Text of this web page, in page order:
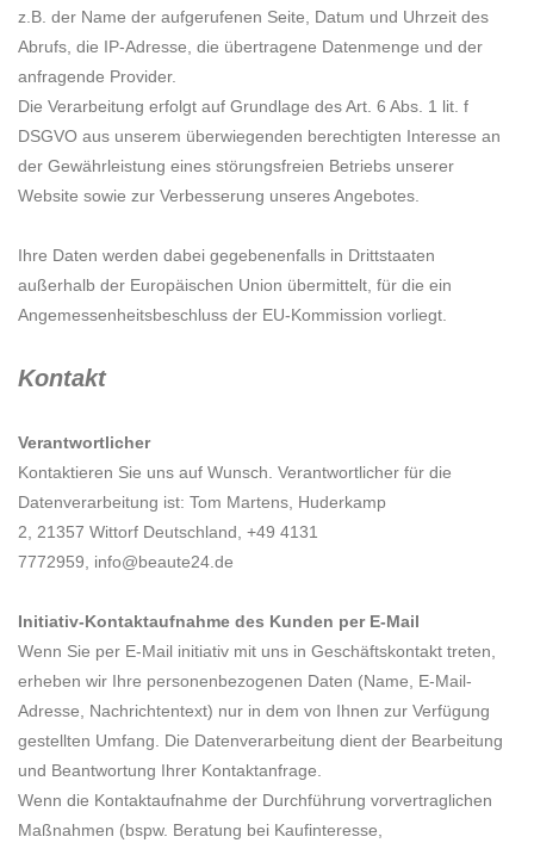
z.B. der Name der aufgerufenen Seite, Datum und Uhrzeit des
Abrufs, die IP-Adresse, die übertragene Datenmenge und der
anfragende Provider.
Die Verarbeitung erfolgt auf Grundlage des Art. 6 Abs. 1 lit. f
DSGVO aus unserem überwiegenden berechtigten Interesse an
der Gewährleistung eines störungsfreien Betriebs unserer
Website sowie zur Verbesserung unseres Angebotes.
Ihre Daten werden dabei gegebenenfalls in Drittstaaten
außerhalb der Europäischen Union übermittelt, für die ein
Angemessenheitsbeschluss der EU-Kommission vorliegt.
Kontakt
Verantwortlicher
Kontaktieren Sie uns auf Wunsch. Verantwortlicher für die
Datenverarbeitung ist: Tom Martens, Huderkamp
2, 21357 Wittorf Deutschland, +49 4131
7772959, info@beaute24.de
Initiativ-Kontaktaufnahme des Kunden per E-Mail
Wenn Sie per E-Mail initiativ mit uns in Geschäftskontakt treten,
erheben wir Ihre personenbezogenen Daten (Name, E-Mail-
Adresse, Nachrichtentext) nur in dem von Ihnen zur Verfügung
gestellten Umfang. Die Datenverarbeitung dient der Bearbeitung
und Beantwortung Ihrer Kontaktanfrage.
Wenn die Kontaktaufnahme der Durchführung vorvertraglichen
Maßnahmen (bspw. Beratung bei Kaufinteresse,